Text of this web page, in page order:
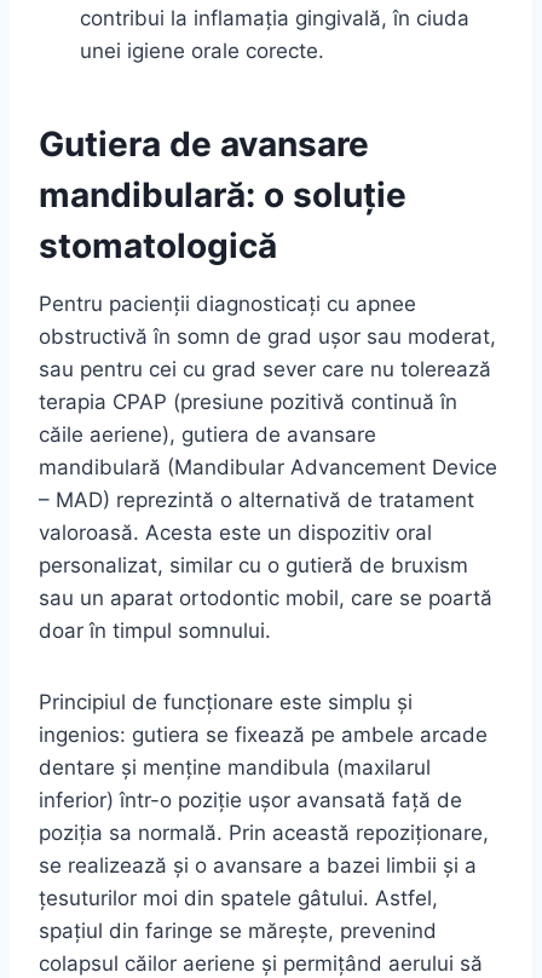
contribui la inflamația gingivală, în ciuda
unei igiene orale corecte.
Gutiera de avansare
mandibulară: o soluție
stomatologică
Pentru pacienții diagnosticați cu apnee
obstructivă în somn de grad ușor sau moderat,
sau pentru cei cu grad sever care nu tolerează
terapia CPAP (presiune pozitivă continuă în
căile aeriene), gutiera de avansare
mandibulară (Mandibular Advancement Device
– MAD) reprezintă o alternativă de tratament
valoroasă. Acesta este un dispozitiv oral
personalizat, similar cu o gutieră de bruxism
sau un aparat ortodontic mobil, care se poartă
doar în timpul somnului.
Principiul de funcționare este simplu și
ingenios: gutiera se fixează pe ambele arcade
dentare și menține mandibula (maxilarul
inferior) într-o poziție ușor avansată față de
poziția sa normală. Prin această repoziționare,
se realizează și o avansare a bazei limbii și a
țesuturilor moi din spatele gâtului. Astfel,
spațiul din faringe se mărește, prevenind
colapsul căilor aeriene și permițând aerului să